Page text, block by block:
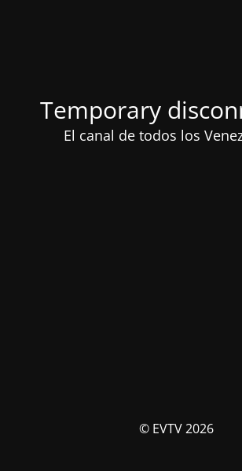
Temporary
El canal de todos los
© EVTV 2026